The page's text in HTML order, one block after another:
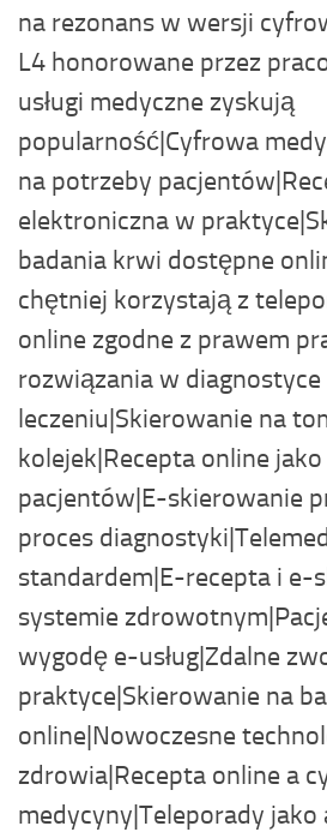
na rezonans w wersji
L4 honorowane przez
usługi medyczne zyskują
popularność|Cyfrowa
na potrzeby
elektroniczna w
badania krwi dostępne
chętniej korzystają z
online zgodne z prawem
rozwiązania w diagnostyce
leczeniu|Skierowanie na
kolejek|Recepta online
pacjentów|E-skierowanie
proces
standardem|E-recepta i e-
systemie
wygodę e-usług|Zdalne
praktyce|Skierowanie na
online|Nowoczesne
zdrowia|Recepta online a
medycyny|Teleporady